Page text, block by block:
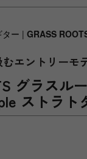
ター | GRASS
むエントリーモ
グラスル
ストラト